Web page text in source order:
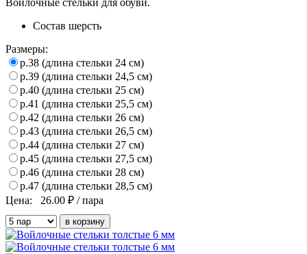
Войлочные стельки для обуви.
Состав шерсть
Размеры:
р.38 (длина стельки 24 см)
р.39 (длина стельки 24,5 см)
р.40 (длина стельки 25 см)
р.41 (длина стельки 25,5 см)
р.42 (длина стельки 26 см)
р.43 (длина стельки 26,5 см)
р.44 (длина стельки 27 см)
р.45 (длина стельки 27,5 см)
р.46 (длина стельки 28 см)
р.47 (длина стельки 28,5 см)
Цена:
26.00 ₽ / пара